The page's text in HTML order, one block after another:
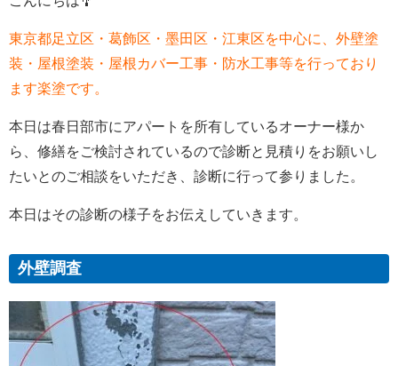
東京都足立区・葛飾区・墨田区・江東区を中心に、外壁塗
装・屋根塗装・屋根カバー工事・防水工事等を行っており
ます楽塗です。
本日は春日部市にアパートを所有しているオーナー様か
ら、修繕をご検討されているので診断と見積りをお願いし
たいとのご相談をいただき、診断に行って参りました。
本日はその診断の様子をお伝えしていきます。
外壁調査